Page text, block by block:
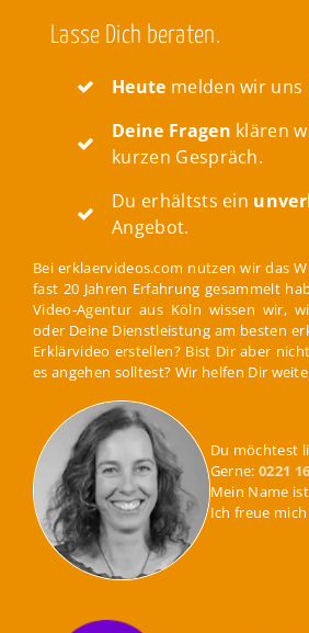
Lasse Dich beraten.
Heute melden wir uns
Deine Fragen klären
kurzen Gespräch.
Du erhältsts ein
Angebot.
Bei erklaervideos.com nutzen wir das
fast 20 Jahren Erfahrung gesammelt
Video-Agentur aus Köln wissen wir,
oder Deine Dienstleistung am besten
Erklärvideo erstellen? Bist Dir aber
es angehen solltest? Wir helfen Dir
Du möchtest
Gerne: 0221
Mein Name
Ich freue